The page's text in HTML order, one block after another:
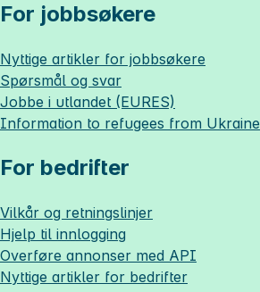
For jobbsøkere
Nyttige artikler for jobbsøkere
Spørsmål og svar
Jobbe i utlandet (EURES)
Information to refugees from Ukraine
For bedrifter
Vilkår og retningslinjer
Hjelp til innlogging
Overføre annonser med API
Nyttige artikler for bedrifter